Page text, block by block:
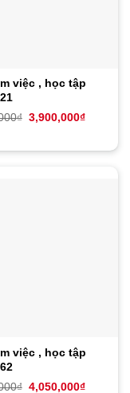
việc , học tập
₫ Giá
4,500,000₫.
3,900,000₫Giá
là:
việc , học tập
₫ Giá
4,050,000₫Giá